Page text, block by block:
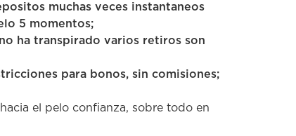
muchas veces instantaneos
5 momentos;
ha transpirado varios retiros son
para bonos, sin comisiones;
el pelo confianza, sobre todo en